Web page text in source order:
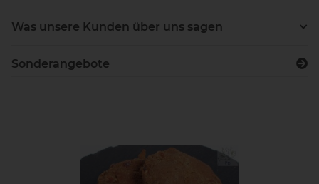
Was unsere Kunden über uns sagen
Sonderangebote